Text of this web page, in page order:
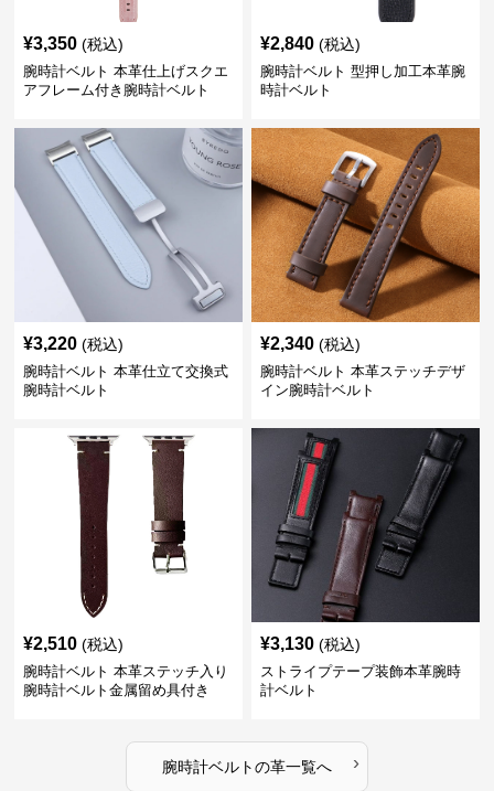
¥3,350 (税込)
腕時計ベルト 本革仕上げスクエ
アフレーム付き腕時計ベルト
¥2,840 (税込)
腕時計ベルト 型押し加工本革腕
時計ベルト
¥3,220 (税込)
腕時計ベルト 本革仕立て交換式
腕時計ベルト
¥2,340 (税込)
腕時計ベルト 本革ステッチデザ
イン腕時計ベルト
¥2,510 (税込)
腕時計ベルト 本革ステッチ入り
腕時計ベルト金属留め具付き
¥3,130 (税込)
ストライプテープ装飾本革腕時
計ベルト
腕時計ベルトの革一覧へ ›